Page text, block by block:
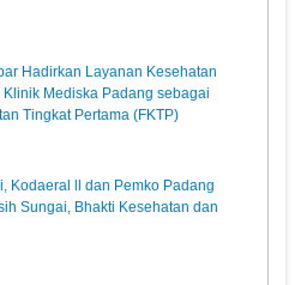
Hadirkan Layanan Kesehatan
Mediska Padang sebagai
Tingkat Pertama (FKTP)
Kodaeral ll dan Pemko Padang
Sungai, Bhakti Kesehatan dan